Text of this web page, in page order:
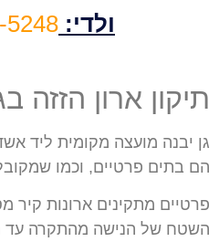
ולדי: 5248
תיקון ארון הזזה
גן יבנה מועצה מקומית ליד
הם בתים פרטיים, וכמו
פרטיים מתקינים ארונות קיר
השטח של הנישה מהתקרה עד